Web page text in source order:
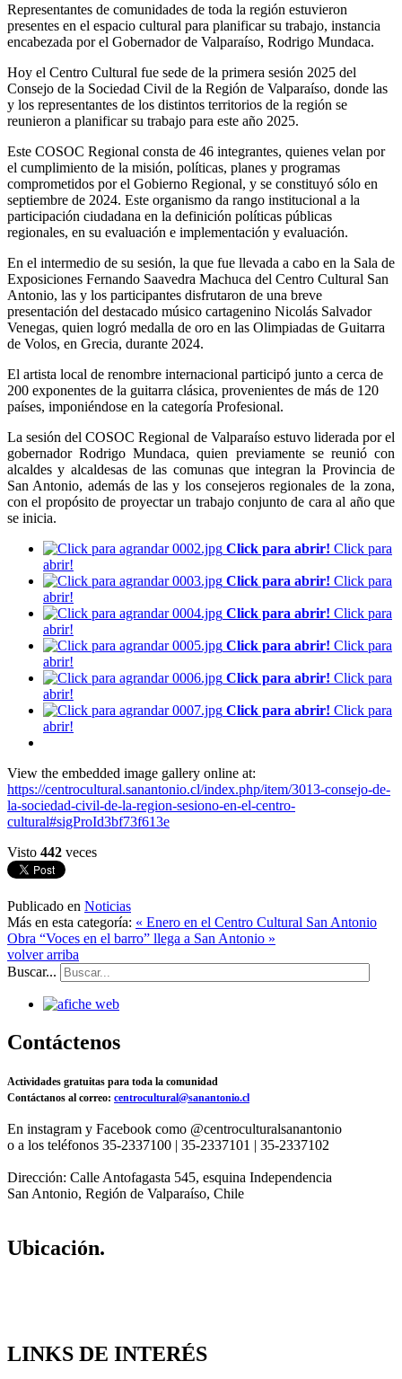
Representantes de comunidades de toda la región estuvieron
presentes en el espacio cultural para planificar su trabajo, instancia
encabezada por el Gobernador de Valparaíso, Rodrigo Mundaca.
Hoy el Centro Cultural fue sede de la primera sesión 2025 del
Consejo de la Sociedad Civil de la Región de Valparaíso, donde las
y los representantes de los distintos territorios de la región se
reunieron a planificar su trabajo para este año 2025.
Este COSOC Regional consta de 46 integrantes, quienes velan por
el cumplimiento de la misión, políticas, planes y programas
comprometidos por el Gobierno Regional, y se constituyó sólo en
septiembre de 2024. Este organismo da rango institucional a la
participación ciudadana en la definición políticas públicas
regionales, en su evaluación e implementación y evaluación.
En el intermedio de su sesión, la que fue llevada a cabo en la Sala de
Exposiciones Fernando Saavedra Machuca del Centro Cultural San
Antonio, las y los participantes disfrutaron de una breve
presentación del destacado músico cartagenino Nicolás Salvador
Venegas, quien logró medalla de oro en las Olimpiadas de Guitarra
de Volos, en Grecia, durante 2024.
El artista local de renombre internacional participó junto a cerca de
200 exponentes de la guitarra clásica, provenientes de más de 120
países, imponiéndose en la categoría Profesional.
La sesión del COSOC Regional de Valparaíso estuvo liderada por el
gobernador Rodrigo Mundaca, quien previamente se reunió con
alcaldes y alcaldesas de las comunas que integran la Provincia de
San Antonio, además de las y los consejeros regionales de la zona,
con el propósito de proyectar un trabajo conjunto de cara al año que
se inicia.
Click para abrir! Click para
abrir!
Click para abrir! Click para
abrir!
Click para abrir! Click para
abrir!
Click para abrir! Click para
abrir!
Click para abrir! Click para
abrir!
Click para abrir! Click para
abrir!
View the embedded image gallery online at:
https://centrocultural.sanantonio.cl/index.php/item/3013-consejo-de-
la-sociedad-civil-de-la-region-sesiono-en-el-centro-
cultural#sigProId3bf73f613e
Visto 442 veces
Publicado en Noticias
Más en esta categoría: « Enero en el Centro Cultural San Antonio
Obra “Voces en el barro” llega a San Antonio »
volver arriba
Buscar...
Contáctenos
Actividades gratuitas para toda la comunidad
Contáctanos al correo: centrocultural@sanantonio.cl
En instagram y Facebook como @centroculturalsanantonio
o a los teléfonos 35-2337100 | 35-2337101 | 35-2337102
Dirección: Calle Antofagasta 545, esquina Independencia
San Antonio, Región de Valparaíso, Chile
Ubicación.
LINKS DE INTERÉS